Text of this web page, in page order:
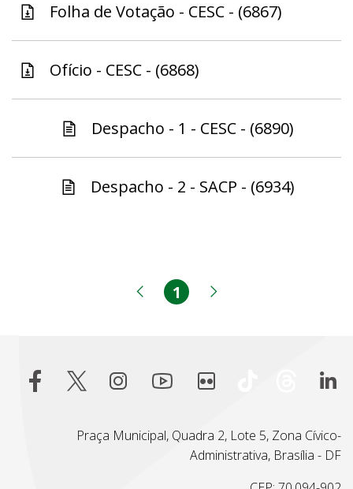
Folha de Votação - CESC - (6867)
Ofício - CESC - (6868)
Despacho - 1 - CESC - (6890)
Despacho - 2 - SACP - (6934)
Página anterior
Página
1
Praça Municipal, Quadra 2, Lote 5, Zona Cívico-
Administrativa, Brasília - DF